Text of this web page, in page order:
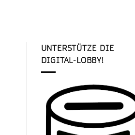
UNTERSTÜTZE DIE
DIGITAL-LOBBY!